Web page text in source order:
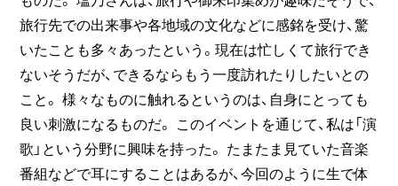
旅行先での出来事や各地域の文化などに感銘を受け、驚
いたことも多々あったという。現在は忙しくて旅行でき
ないそうだが、できるならもう一度訪れたりしたいとの
こと。 様々なものに触れるというのは、自身にとっても
良い刺激になるものだ。 このイベントを通じて、私は「演
歌」という分野に興味を持った。 たまたま見ていた音楽
番組などで耳にすることはあるが、今回のように生で体